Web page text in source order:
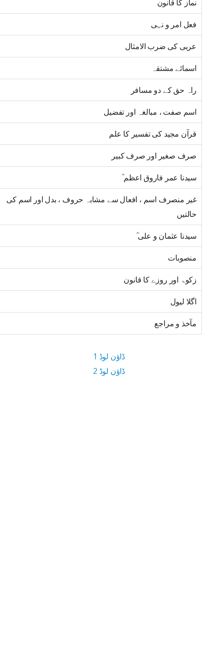
نماز کا قانون
فعل امر و نہی
عربی کی ضرب الامثال
اسمائے مشتقہ
راہ حق کے دو مسافر
اسم صفت ، مبالغہ اور تفضیل
قرآن مجید کی تفسیر کا علم
صرف صغیر اور صرف کبیر
سیدنا عمر فاروق اعظم ؓ
غیر منصرف اسم ، افعال سے مشابہ حروف ، بدل اور اسم کی
حالتیں
سیدنا عثمان و علی ؓ
منصوبات
زکوۃ اور روزے کا قانون
اگلا لیول
مآخذ و مراجع
ڈاؤن لوڈ 1
ڈاؤن لوڈ 2